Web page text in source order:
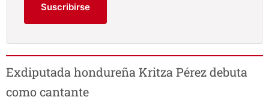
Suscribirse
Exdiputada hondureña Kritza Pérez debuta
como cantante